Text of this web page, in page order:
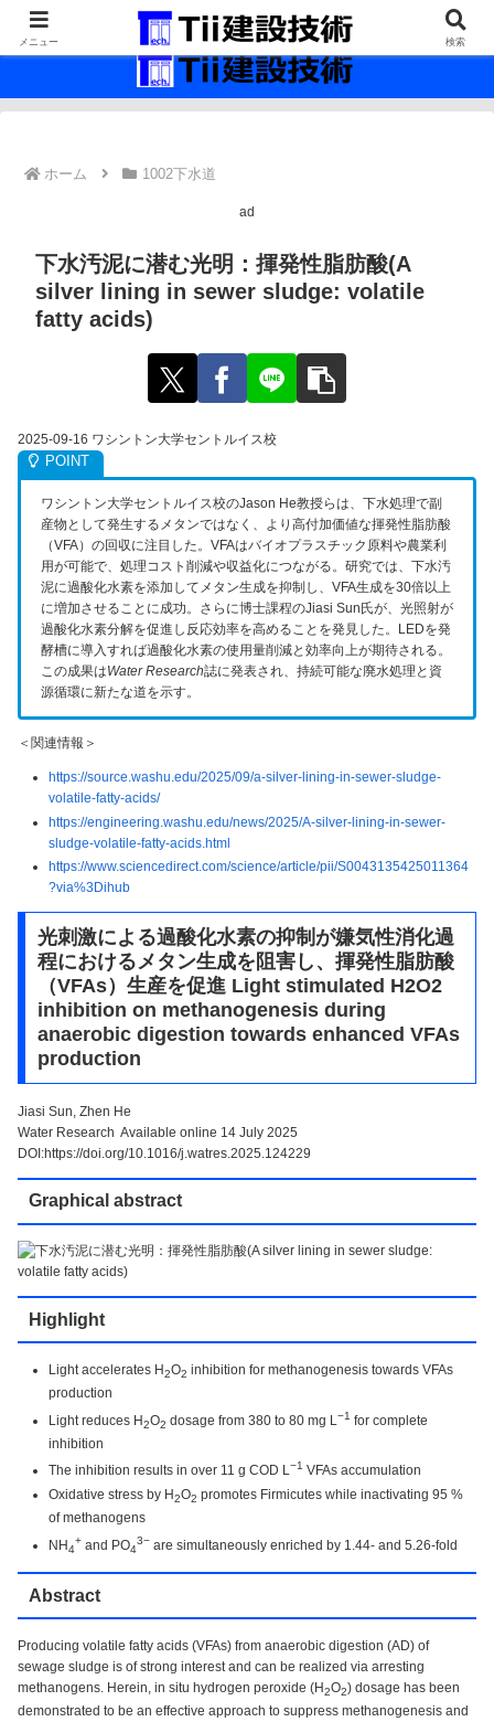
最新の建設技術の情報インフラ。
ホーム 1002下水道
ad
下水汚泥に潜む光明：揮発性脂肪酸(A
silver lining in sewer sludge: volatile
fatty acids)
2025-09-16 ワシントン大学セントルイス校
ワシントン大学セントルイス校のJason He教授らは、下水処理で副
産物として発生するメタンではなく、より高付加価値な揮発性脂肪酸
（VFA）の回収に注目した。VFAはバイオプラスチック原料や農業利
用が可能で、処理コスト削減や収益化につながる。研究では、下水汚
泥に過酸化水素を添加してメタン生成を抑制し、VFA生成を30倍以上
に増加させることに成功。さらに博士課程のJiasi Sun氏が、光照射が
過酸化水素分解を促進し反応効率を高めることを発見した。LEDを発
酵槽に導入すれば過酸化水素の使用量削減と効率向上が期待される。
この成果はWater Research誌に発表され、持続可能な廃水処理と資
源循環に新たな道を示す。
＜関連情報＞
https://source.washu.edu/2025/09/a-silver-lining-in-sewer-sludge-
volatile-fatty-acids/
https://engineering.washu.edu/news/2025/A-silver-lining-in-sewer-
sludge-volatile-fatty-acids.html
https://www.sciencedirect.com/science/article/pii/S0043135425011364
?via%3Dihub
光刺激による過酸化水素の抑制が嫌気性消化過
程におけるメタン生成を阻害し、揮発性脂肪酸
（VFAs）生産を促進 Light stimulated H2O2
inhibition on methanogenesis during
anaerobic digestion towards enhanced VFAs
production
Jiasi Sun, Zhen He
Water Research Available online 14 July 2025
DOI:https://doi.org/10.1016/j.watres.2025.124229
Graphical abstract
Highlight
Light accelerates H2O2 inhibition for methanogenesis towards VFAs
production
Light reduces H2O2 dosage from 380 to 80 mg L−1 for complete
inhibition
The inhibition results in over 11 g COD L−1 VFAs accumulation
Oxidative stress by H2O2 promotes Firmicutes while inactivating 95 %
of methanogens
NH4
+ and PO4
3− are simultaneously enriched by 1.44- and 5.26-fold
Abstract
Producing volatile fatty acids (VFAs) from anaerobic digestion (AD) of
sewage sludge is of strong interest and can be realized via arresting
methanogens. Herein, in situ hydrogen peroxide (H2O2) dosage has been
demonstrated to be an effective approach to suppress methanogenesis and
メニュー 検索